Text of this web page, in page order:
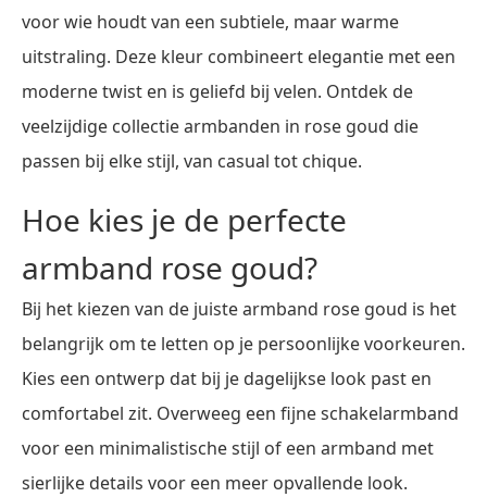
voor wie houdt van een subtiele, maar warme
uitstraling. Deze kleur combineert elegantie met een
moderne twist en is geliefd bij velen. Ontdek de
veelzijdige collectie armbanden in rose goud die
passen bij elke stijl, van casual tot chique.
Hoe kies je de perfecte
armband rose goud?
Bij het kiezen van de juiste armband rose goud is het
belangrijk om te letten op je persoonlijke voorkeuren.
Kies een ontwerp dat bij je dagelijkse look past en
comfortabel zit. Overweeg een fijne schakelarmband
voor een minimalistische stijl of een armband met
sierlijke details voor een meer opvallende look.